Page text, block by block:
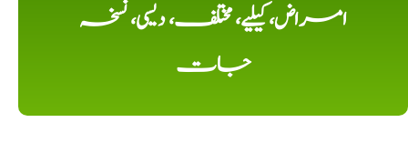
امراض، کیلیے، مختلف، دیسی، نسخہ
جات